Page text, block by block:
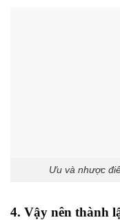
Ưu và nhược
4. Vậy nên thành